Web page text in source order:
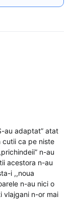
au adaptat” atat
cutii ca pe niste
n-au
acestora n-au
i ,,noua
n-au nici o
vlajgani n-or mai